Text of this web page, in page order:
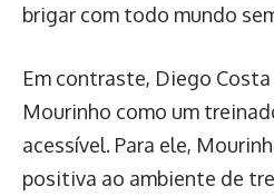
brigar com todo mundo
Em contraste, Diego Costa
Mourinho como um
acessível. Para ele,
positiva ao ambiente de